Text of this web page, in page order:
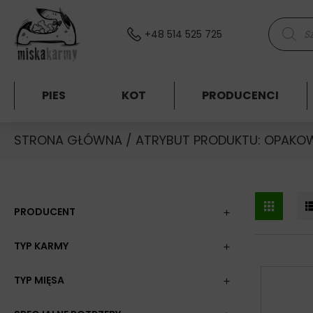
Skocz do treści
+48 514 525 725
PIES KOT PRODUCENCI
STRONA GŁÓWNA / ATRYBUT PRODUKTU:
PRODUCENT
TYP KARMY
TYP MIĘSA